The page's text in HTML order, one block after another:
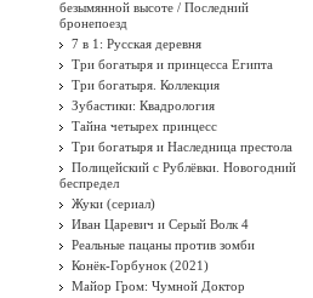
безымянной высоте / Последний
бронепоезд
7 в 1: Русская деревня
Три богатыря и принцесса Египта
Три богатыря. Коллекция
Зубастики: Квадрология
Тайна четырех принцесс
Три богатыря и Наследница престола
Полицейский с Рублёвки. Новогодний
беспредел
Жуки (сериал)
Иван Царевич и Серый Волк 4
Реальные пацаны против зомби
Конёк-Горбунок (2021)
Майор Гром: Чумной Доктор